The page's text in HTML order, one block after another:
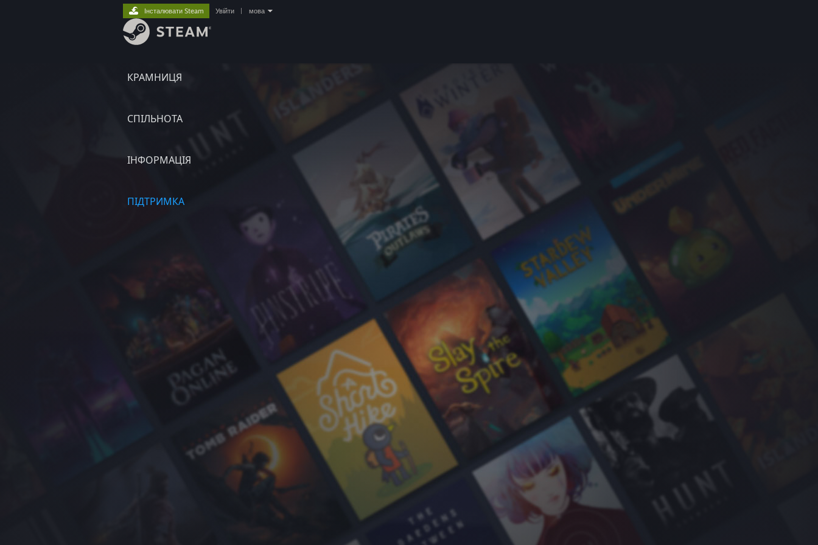
КРАМНИЦЯ
СПІЛЬНОТА
ІНФОРМАЦІЯ
ПІДТРИМКА
Інсталювати Steam Увійти мова